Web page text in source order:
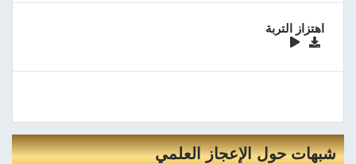
اهتزاز التربة
شبهات حول الإعجاز العلمي